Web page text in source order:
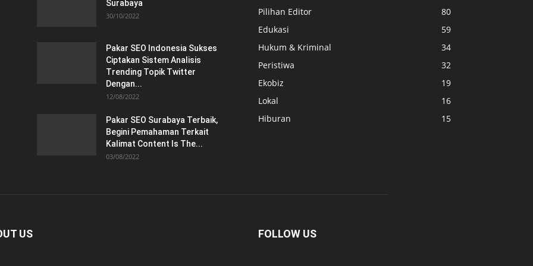
Surabaya
30/10/2022
Pakar SEO Indonesia Sukses
Ciptakan Sistem Analisis
Trending Topik Twitter
Dengan...
12/08/2022
Pakar SEO Surabaya Terbaik,
Begini Pemahaman Terkait
Kalimat Content Is The...
03/08/2022
Pilihan Editor
80
Edukasi
59
Hukum & Kriminal
34
Peristiwa
32
Ekobiz
19
Lokal
16
Hiburan
15
US FOLLOW US